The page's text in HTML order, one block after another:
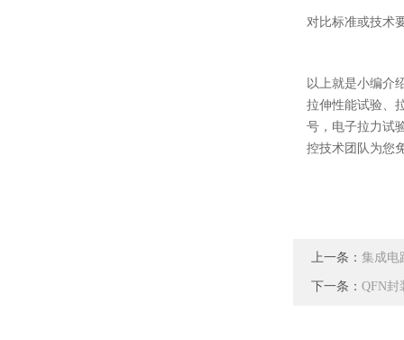
对比标准或技术
以上就是小编介
拉伸性能试验、
号，电子拉力试
控技术团队为您
上一条： 集成电
下一条： QFN封